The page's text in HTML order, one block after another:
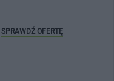
SPRAWDŹ OFERTĘ